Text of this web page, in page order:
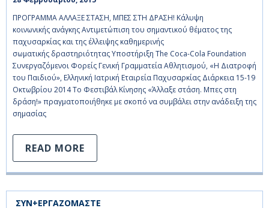
ΠΡΟΓΡΑΜΜΑ ΑΛΛΑΞΕ ΣΤΑΣΗ, ΜΠΕΣ ΣΤΗ ΔΡΑΣΗ! Κάλυψη
κοινωνικής ανάγκης Αντιμετώπιση του σημαντικού θέματος της
παχυσαρκίας και της έλλειψης καθημερινής
σωματικής δραστηριότητας Υποστήριξη The Coca-Cola Foundation
Συνεργαζόμενοι Φορείς Γενική Γραμματεία Αθλητισμού, «Η Διατροφή
του Παιδιού», Ελληνική Ιατρική Εταιρεία Παχυσαρκίας Διάρκεια 15-19
Οκτωβρίου 2014 Το Φεστιβάλ Κίνησης «Άλλαξε στάση. Μπες στη
δράση!» πραγματοποιήθηκε με σκοπό να συμβάλει στην ανάδειξη της
σημασίας
READ MORE
ΣΥΝ+ΕΡΓΑΖΟΜΑΣΤΕ